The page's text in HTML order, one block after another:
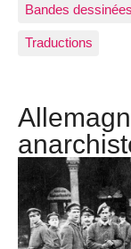
Bandes dessinées
Traductions